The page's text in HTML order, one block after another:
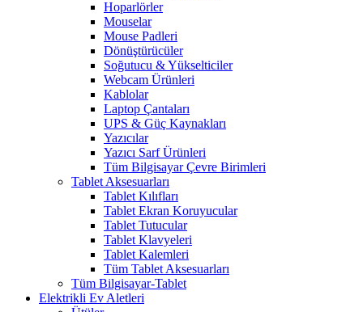
Hoparlörler
Mouselar
Mouse Padleri
Dönüştürücüler
Soğutucu & Yükselticiler
Webcam Ürünleri
Kablolar
Laptop Çantaları
UPS & Güç Kaynakları
Yazıcılar
Yazıcı Sarf Ürünleri
Tüm Bilgisayar Çevre Birimleri
Tablet Aksesuarları
Tablet Kılıfları
Tablet Ekran Koruyucular
Tablet Tutucular
Tablet Klavyeleri
Tablet Kalemleri
Tüm Tablet Aksesuarları
Tüm Bilgisayar-Tablet
Elektrikli Ev Aletleri